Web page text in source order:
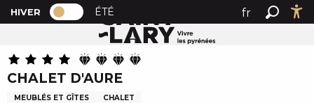
A
l
e
r
a
PAGE D’ACCUEIL ACTUELLE HIVER : PASSER EN MODE
HIVER PAGE D’ACCUEIL ACTUELLE HIVER :
ÉTÉ
fr
Accueil CHALET D'AURE
CHALET D'AURE
MEUBLÉS ET GÎTES CHALET